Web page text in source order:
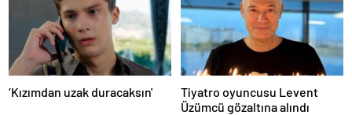
‘Kızımdan uzak duracaksın'
Tiyatro oyuncusu Levent
Üzümcü gözaltına alındı